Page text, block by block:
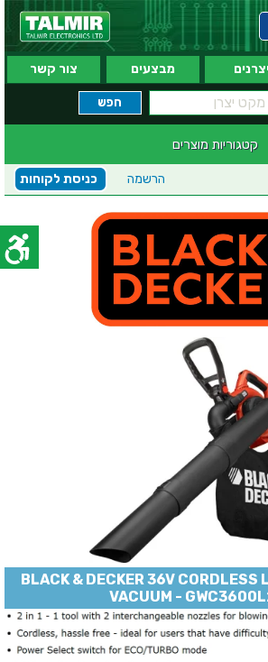
יצרנים מבצעים צור קשר
קטגוריות מוצרים
כניסת לקוחות הרשמה
BLACK & DECKER 36V CORDLESS
VACUUM -